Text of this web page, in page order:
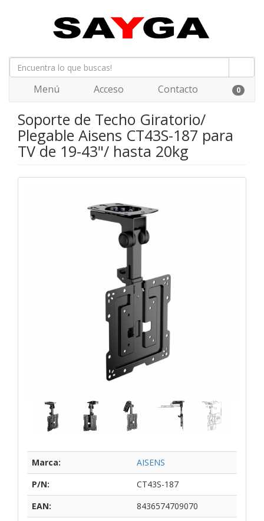
Menú Acceso Contacto 0
Soporte de Techo Giratorio/
Plegable Aisens CT43S-187 para
TV de 19-43"/ hasta 20kg
Marca:
AISENS
P/N:
CT43S-187
EAN:
8436574709070